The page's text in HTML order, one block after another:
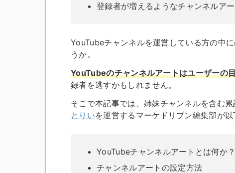
登録者が増えるようなチャンネルア
YouTubeチャンネルを運営している方の中
うか。
YouTubeのチャンネルアートはユーザーの
録者を逃すかもしれません。
そこで本記事では、姉妹チャンネルを含む
とりいを運営するマーケドリブン編集部が以
YouTubeチャンネルアートとは何か？
チャンネルアートの設定方法